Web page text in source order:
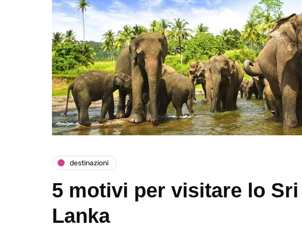
destinazioni
5 motivi per visitare lo Sri
Lanka